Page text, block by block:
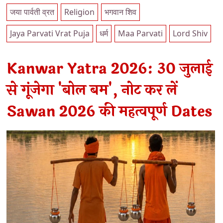
जया पार्वती व्रत Religion
भगवान शिव
Jaya Parvati Vrat Puja
धर्म Maa Parvati Lord Shiv
Kanwar Yatra 2026: 30 जुलाई
से गूंजेगा 'बोल बम', नोट कर लें
Sawan 2026 की महत्वपूर्ण Dates